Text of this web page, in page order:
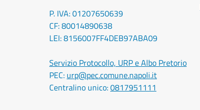
P. IVA: 01207650639
CF: 80014890638
LEI: 8156007FF4DEB97ABA09
Servizio Protocollo, URP e Albo Pretorio
PEC: urp@pec.comune.napoli.it
Centralino unico:0817951111